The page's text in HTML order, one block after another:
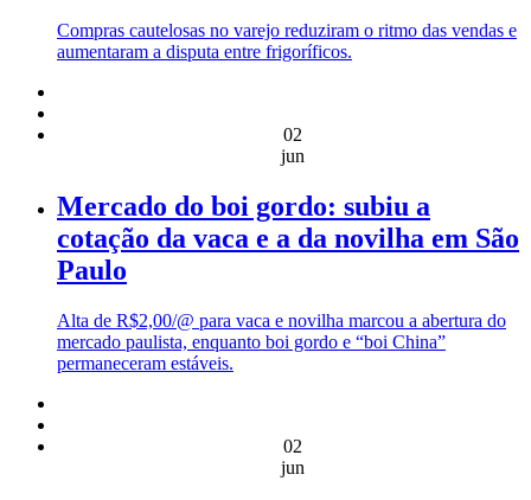
Compras cautelosas no varejo reduziram o ritmo das vendas e
aumentaram a disputa entre frigoríficos.
02
jun
Mercado do boi gordo: subiu a
cotação da vaca e a da novilha em São
Paulo
Alta de R$2,00/@ para vaca e novilha marcou a abertura do
mercado paulista, enquanto boi gordo e “boi China”
permaneceram estáveis.
02
jun